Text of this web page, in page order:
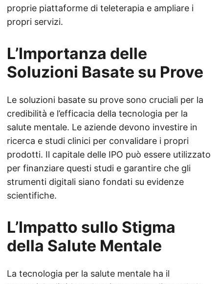
proprie piattaforme di teleterapia e ampliare i
propri servizi.
L’Importanza delle
Soluzioni Basate su Prove
Le soluzioni basate su prove sono cruciali per la
credibilità e l’efficacia della tecnologia per la
salute mentale. Le aziende devono investire in
ricerca e studi clinici per convalidare i propri
prodotti. Il capitale delle IPO può essere utilizzato
per finanziare questi studi e garantire che gli
strumenti digitali siano fondati su evidenze
scientifiche.
L’Impatto sullo Stigma
della Salute Mentale
La tecnologia per la salute mentale ha il